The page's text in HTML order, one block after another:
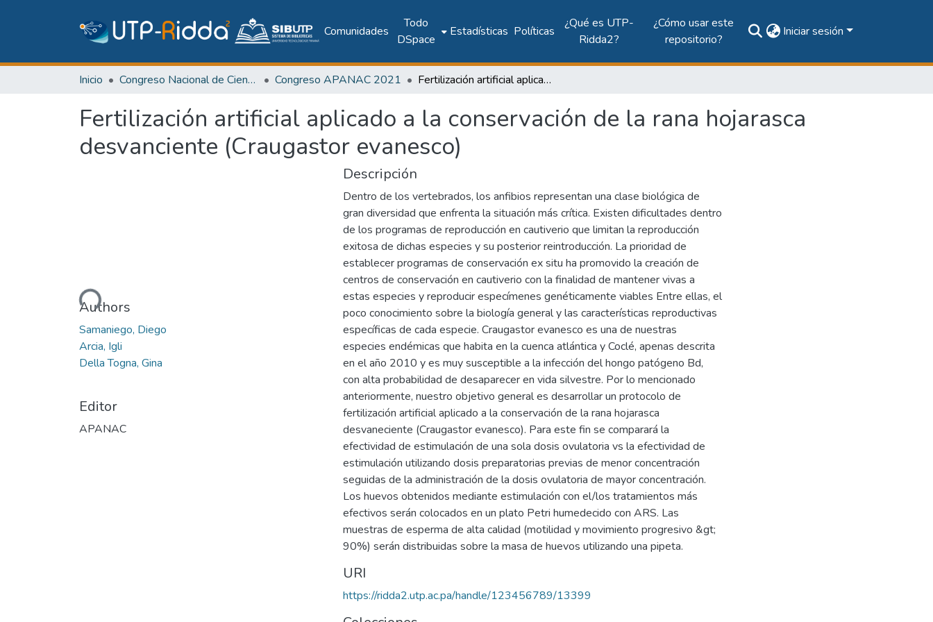
Comunidades
Todo
DSpace
Estadísticas Políticas
¿Qué es UTP-
Ridda2?
¿Cómo usar este
repositorio?
Iniciar sesión
Inicio Congreso Nacional de Ciencia y Tecnología – APANAC Congreso APANAC 2021 Fertilización artificial aplicado a la conservación de la rana hojarasca desvanciente (Craugastor evanesco)
Fertilización artificial aplicado a la conservación de la rana hojarasca
desvanciente (Craugastor evanesco)
Cargando...
Authors
Samaniego, Diego
Arcia, Igli
Della Togna, Gina
Editor
APANAC
Descripción
Dentro de los vertebrados, los anfibios representan una clase biológica de
gran diversidad que enfrenta la situación más crítica. Existen dificultades dentro
de los programas de reproducción en cautiverio que limitan la reproducción
exitosa de dichas especies y su posterior reintroducción. La prioridad de
establecer programas de conservación ex situ ha promovido la creación de
centros de conservación en cautiverio con la finalidad de mantener vivas a
estas especies y reproducir especímenes genéticamente viables Entre ellas, el
poco conocimiento sobre la biología general y las características reproductivas
específicas de cada especie. Craugastor evanesco es una de nuestras
especies endémicas que habita en la cuenca atlántica y Coclé, apenas descrita
en el año 2010 y es muy susceptible a la infección del hongo patógeno Bd,
con alta probabilidad de desaparecer en vida silvestre. Por lo mencionado
anteriormente, nuestro objetivo general es desarrollar un protocolo de
fertilización artificial aplicado a la conservación de la rana hojarasca
desvaneciente (Craugastor evanesco). Para este fin se comparará la
efectividad de estimulación de una sola dosis ovulatoria vs la efectividad de
estimulación utilizando dosis preparatorias previas de menor concentración
seguidas de la administración de la dosis ovulatoria de mayor concentración.
Los huevos obtenidos mediante estimulación con el/los tratamientos más
efectivos serán colocados en un plato Petri humedecido con ARS. Las
muestras de esperma de alta calidad (motilidad y movimiento progresivo &gt;
90%) serán distribuidas sobre la masa de huevos utilizando una pipeta.
URI
https://ridda2.utp.ac.pa/handle/123456789/13399